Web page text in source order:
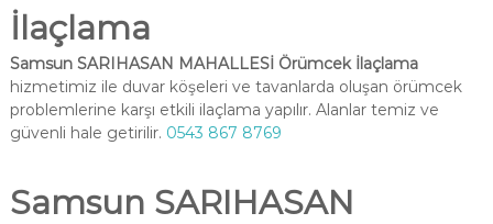
İlaçlama
Samsun SARIHASAN MAHALLESİ Örümcek İlaçlama
hizmetimiz ile duvar köşeleri ve tavanlarda oluşan örümcek
problemlerine karşı etkili ilaçlama yapılır. Alanlar temiz ve
güvenli hale getirilir. 0543 867 8769
Samsun SARIHASAN